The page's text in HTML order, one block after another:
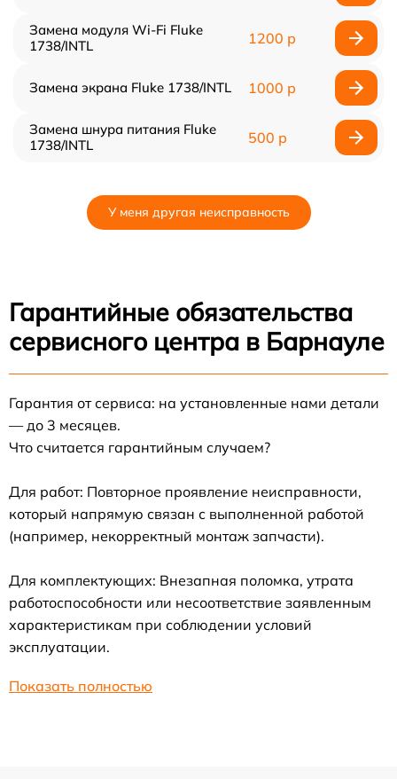
Замена модуля Wi-Fi Fluke
1738/INTL
1200 р
Замена экрана Fluke 1738/INTL 1000 р
Замена шнура питания Fluke
1738/INTL
500 р
У меня другая неисправность
Гарантийные обязательства
сервисного центра в Барнауле
Гарантия от сервиса: на установленные нами детали
— до 3 месяцев.
Что считается гарантийным случаем?
Для работ: Повторное проявление неисправности,
который напрямую связан с выполненной работой
(например, некорректный монтаж запчасти).
Для комплектующих: Внезапная поломка, утрата
работоспособности или несоответствие заявленным
характеристикам при соблюдении условий
эксплуатации.
Показать полностью